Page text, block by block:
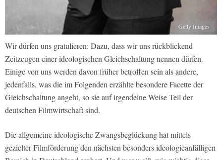
Getty Images
Wir dürfen uns gratulieren: Dazu, dass wir uns rückblickend
Zeitzeugen einer ideologischen Gleichschaltung nennen dürfen.
Einige von uns werden davon früher betroffen sein als andere,
jedenfalls, was die im Folgenden erzählte besondere Facette der
Gleichschaltung angeht, so sie auf irgendeine Weise Teil der
deutschen Filmwirtschaft sind.
Die allgemeine ideologische Zwangsbeglückung hat mittels
gezielter Filmförderung den nächsten besonders ideologieanfälligen